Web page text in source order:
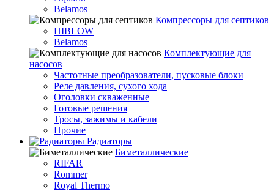
Belamos
Компрессоры для септиков
HIBLOW
Belamos
Комплектующие для
насосов
Частотные преобразователи, пусковые блоки
Реле давления, сухого хода
Оголовки скваженные
Готовые решения
Тросы, зажимы и кабели
Прочие
Радиаторы
Биметаллические
RIFAR
Rommer
Royal Thermo